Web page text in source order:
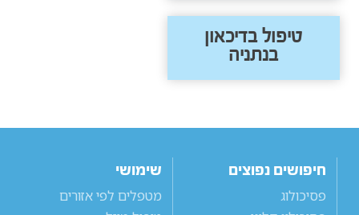
טיפול בדיכאון
בנתניה
חיפושים נפוצים
פסיכולוג
שימושי
מטפלים לפי אזורים